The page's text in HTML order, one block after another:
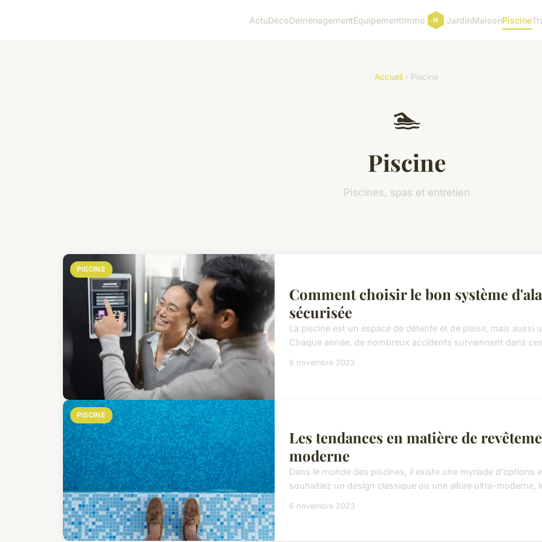
ActuDécoDéménagementÉquipementImmo JardinMaisonPiscine
Accueil › Piscine
🏊
Piscine
Piscines, spas et entretien
PISCINE
Comment choisir le bon système
sécurisée
La piscine est un espace de détente et de plaisir, mais aussi
Chaque année, de nombreux accidents surviennent dans
6 novembre 2023
PISCINE
Les tendances en matière de
moderne
Dans le monde des piscines, il existe une myriade d'options
souhaitiez un design classique ou une allure ultra-moderne,
6 novembre 2023